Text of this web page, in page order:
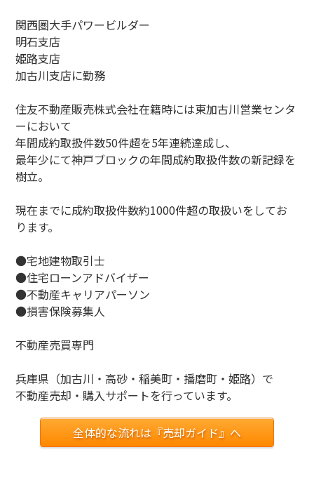
関西圏大手パワービルダー
明石支店
姫路支店
加古川支店に勤務
住友不動産販売株式会社在籍時には東加古川営業センタ
ーにおいて
年間成約取扱件数50件超を5年連続達成し、
最年少にて神戸ブロックの年間成約取扱件数の新記録を
樹立。
現在までに成約取扱件数約1000件超の取扱いをしてお
ります。
●宅地建物取引士
●住宅ローンアドバイザー
●不動産キャリアパーソン
●損害保険募集人
不動産売買専門
兵庫県（加古川・高砂・稲美町・播磨町・姫路）で
不動産売却・購入サポートを行っています。
全体的な流れは『売却ガイド』へ